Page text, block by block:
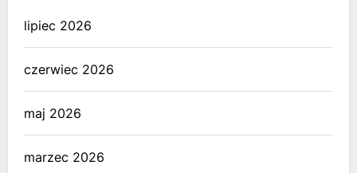
lipiec 2026
czerwiec 2026
maj 2026
marzec 2026